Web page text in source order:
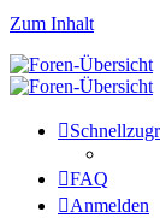
Zum Inhalt
FAQ
Anmelden